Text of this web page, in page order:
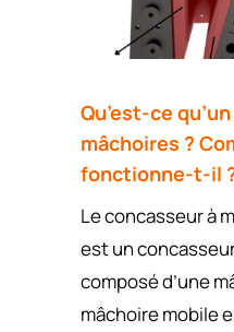
Qu’est-ce
mâchoires ?
fonctionne-t-il
Le concasseur à
est un
composé d’une
mâchoire mobile